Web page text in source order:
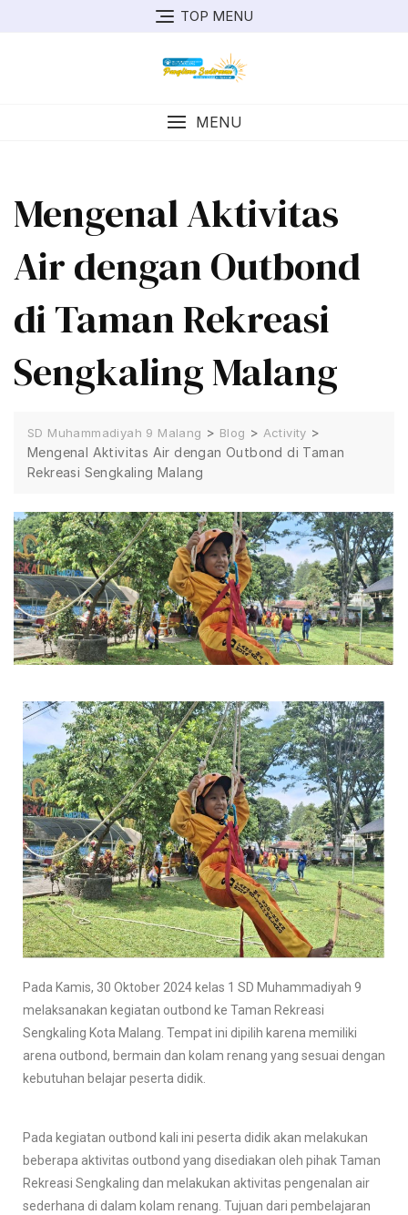
TOP MENU
MENU
Mengenal Aktivitas
Air dengan Outbond
di Taman Rekreasi
Sengkaling Malang
SD Muhammadiyah 9 Malang > Blog > Activity >
Mengenal Aktivitas Air dengan Outbond di Taman
Rekreasi Sengkaling Malang
Pada Kamis, 30 Oktober 2024 kelas 1 SD Muhammadiyah 9
melaksanakan kegiatan outbond ke Taman Rekreasi
Sengkaling Kota Malang. Tempat ini dipilih karena memiliki
arena outbond, bermain dan kolam renang yang sesuai dengan
kebutuhan belajar peserta didik.
Pada kegiatan outbond kali ini peserta didik akan melakukan
beberapa aktivitas outbond yang disediakan oleh pihak Taman
Rekreasi Sengkaling dan melakukan aktivitas pengenalan air
sederhana di dalam kolam renang. Tujuan dari pembelajaran